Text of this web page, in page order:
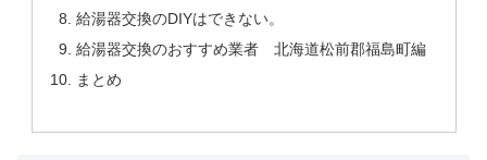
給湯器交換のDIYはできない。
給湯器交換のおすすめ業者 北海道松前郡福島町編
まとめ